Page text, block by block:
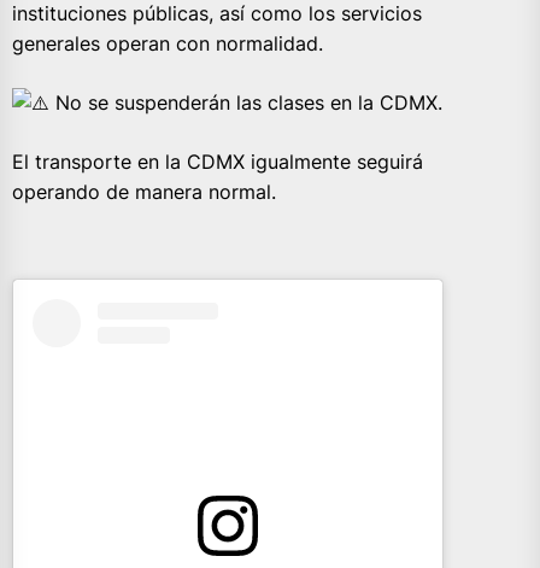
instituciones públicas, así como los servicios
generales operan con normalidad.
No se suspenderán las clases en la CDMX.
El transporte en la CDMX igualmente seguirá
operando de manera normal.